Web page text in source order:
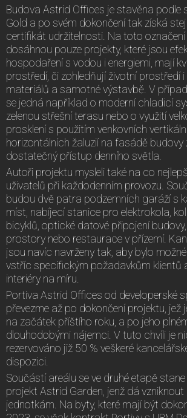
Budova Astrid Offices je stavěna podle
Gold a po svém dokončení tak získá
certifikát udržitelnosti. Na toto
dosáhnou pouze projekty, které jsou
hospodaření s vodou i energiemi, mají
prostředí, či zohledňují životní prostředí i
materiálů a samotné výstavbě. V
se jedná například o moderní chladicí
zelenou střešní terasu nebo o využití
prosklení s použitím venkovních
horizontálních žaluzií na fasádě budovy
dostatečný přístup denního světla.
Autoři projektu mysleli také na co
uživatelů při každodenním provozu.
budou dvě patra podzemních garáží s
míst, nabíjecí stanice pro elektrokola,
bicyklů, optické datové připojení
prostory nebo restaurace v přízemí.
jsou navíc navrženy tak, aby bylo
vstříc specifickým požadavkům klientů
interiéry na míru.
Portiva Astrid Offices od developerské
převezme až po dokončení projektu, jež
na začátek příštího roku, a po jeho
dlouhodobými nájemci. V tuto chvíli je
rezervováno již 50 % veškeré
dispozici.
Součástí areálu se ve druhé etapě
projekt Astrid Garden, jenž dá
jednotkám. Na byty, které mají být